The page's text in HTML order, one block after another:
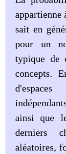
appartienne
sait en
pour un
typique de
concepts.
ainsi que
derniers
aléatoires,